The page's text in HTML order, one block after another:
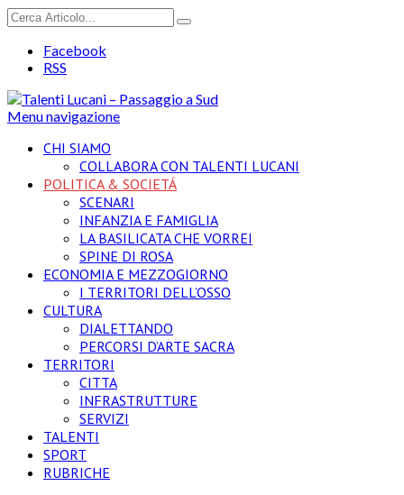
Facebook
RSS
Menu navigazione
CHI SIAMO
COLLABORA CON TALENTI LUCANI
POLITICA & SOCIETÁ
SCENARI
INFANZIA E FAMIGLIA
LA BASILICATA CHE VORREI
SPINE DI ROSA
ECONOMIA E MEZZOGIORNO
I TERRITORI DELL’OSSO
CULTURA
DIALETTANDO
PERCORSI D’ARTE SACRA
TERRITORI
CITTA
INFRASTRUTTURE
SERVIZI
TALENTI
SPORT
RUBRICHE